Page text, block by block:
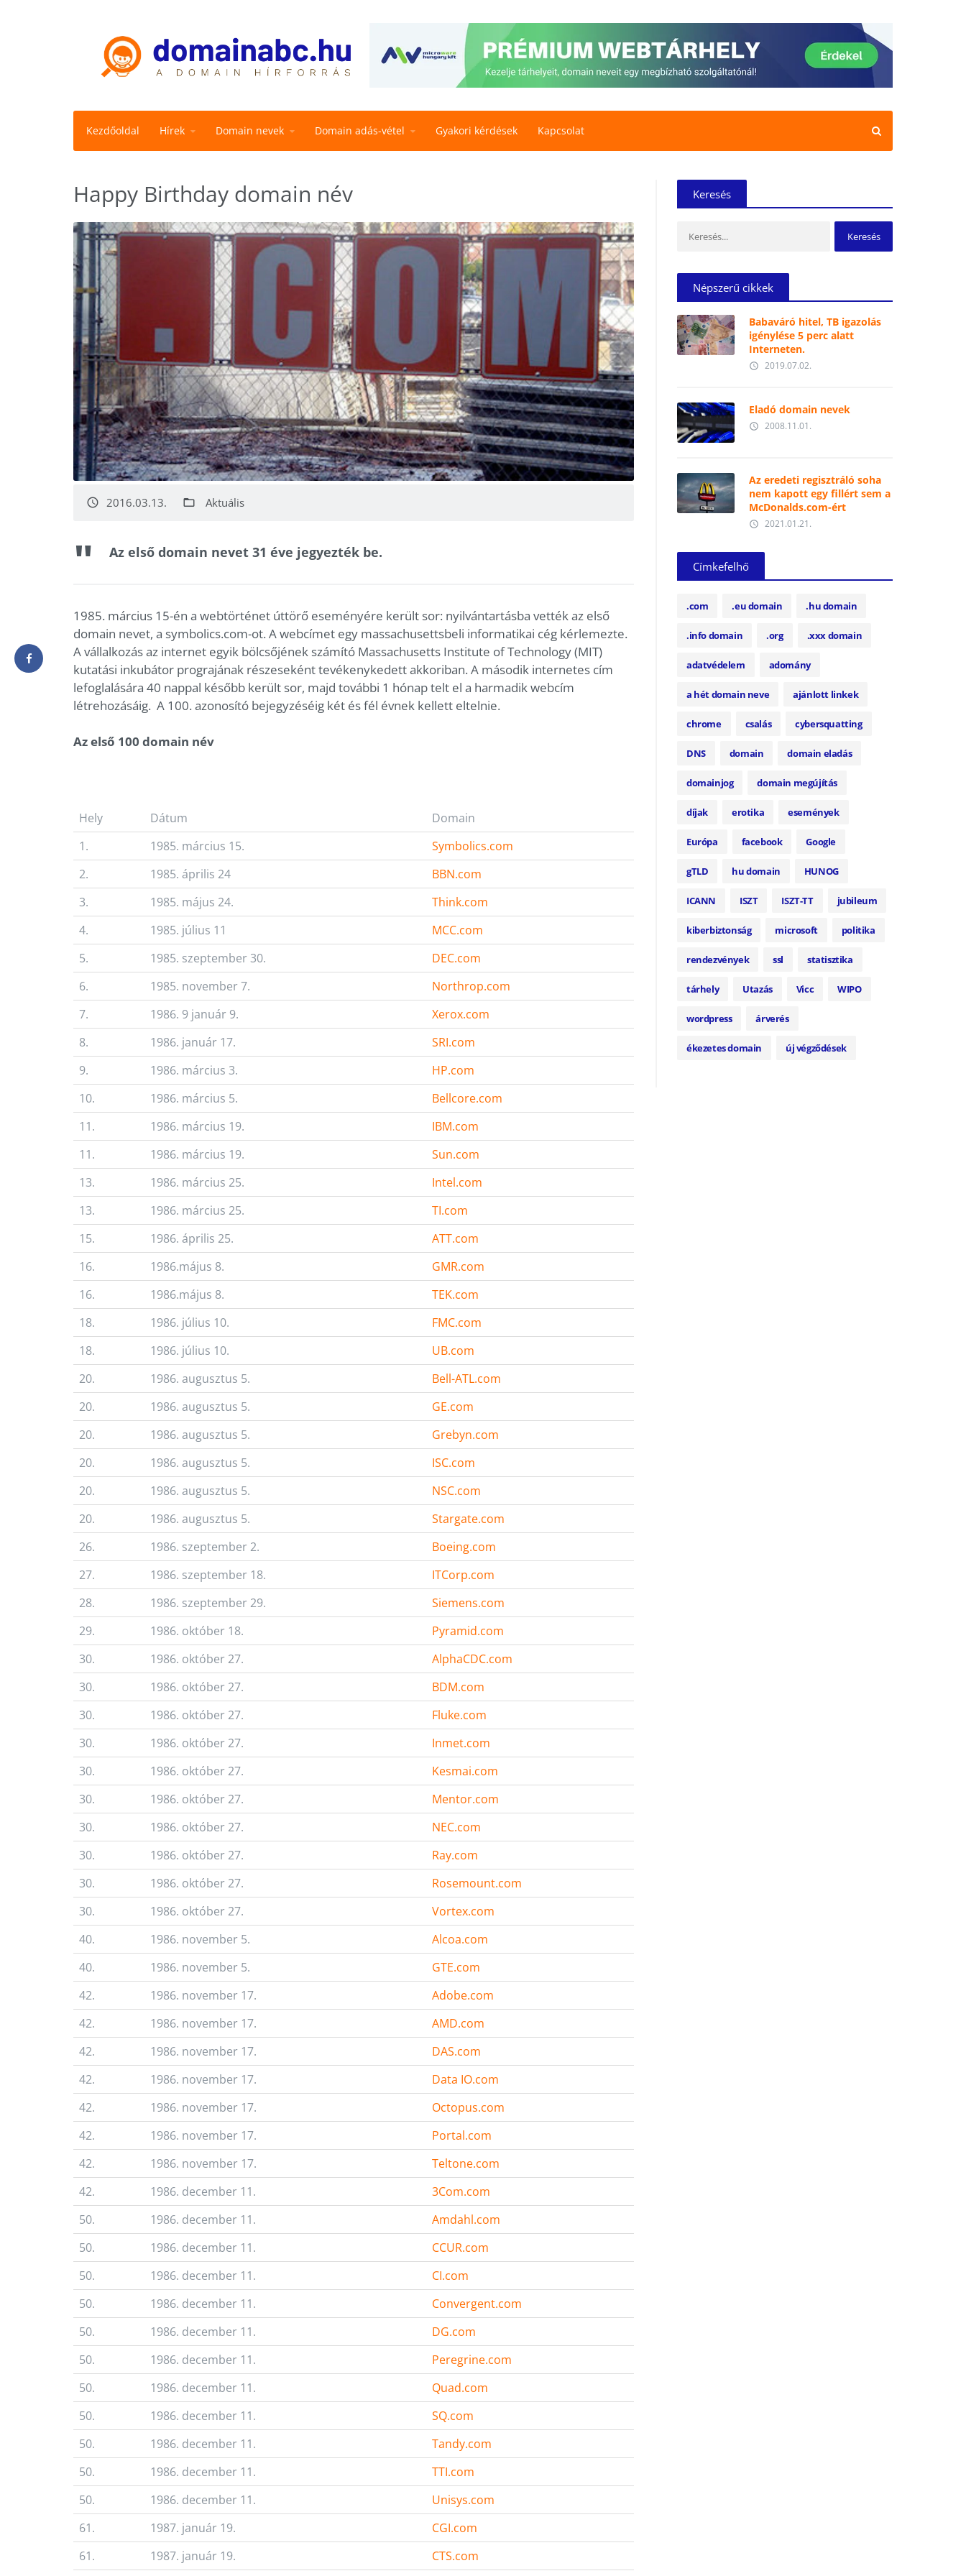
Kezdőoldal Hírek Domain nevek Domain adás-vétel Gyakori kérdések Kapcsolat
Happy Birthday domain név
access_time 2016.03.13. folder_open Aktuális
Az első domain nevet 31 éve jegyezték be.
1985. március 15-én a webtörténet úttörő eseményére került sor: nyilvántartásba vették az első
domain nevet, a symbolics.com-ot. A webcímet egy massachusettsbeli informatikai cég kérlemezte.
A vállalkozás az internet egyik bölcsőjének számító Massachusetts Institute of Technology (MIT)
kutatási inkubátor prograjának részeseként tevékenykedett akkoriban. A második internetes cím
lefoglalására 40 nappal később került sor, majd további 1 hónap telt el a harmadik webcím
létrehozásáig. A 100. azonosító bejegyzéséig két és fél évnek kellett eltelnie.
Az első 100 domain név
Hely Dátum
Domain
1.
1985. március 15.
Symbolics.com
2.
1985. április 24
BBN.com
3.
1985. május 24.
Think.com
4.
1985. július 11
MCC.com
5.
1985. szeptember 30.
DEC.com
6.
1985. november 7.
Northrop.com
7.
1986. 9 január 9.
Xerox.com
8.
1986. január 17.
SRI.com
9.
1986. március 3.
HP.com
10.
1986. március 5.
Bellcore.com
11.
1986. március 19.
IBM.com
11.
1986. március 19.
Sun.com
13.
1986. március 25.
Intel.com
13.
1986. március 25.
TI.com
15.
1986. április 25.
ATT.com
16.
1986.május 8.
GMR.com
16.
1986.május 8.
TEK.com
18.
1986. július 10.
FMC.com
18.
1986. július 10.
UB.com
20.
1986. augusztus 5.
Bell-ATL.com
20.
1986. augusztus 5.
GE.com
20.
1986. augusztus 5.
Grebyn.com
20.
1986. augusztus 5.
ISC.com
20.
1986. augusztus 5.
NSC.com
20.
1986. augusztus 5.
Stargate.com
26.
1986. szeptember 2.
Boeing.com
27.
1986. szeptember 18.
ITCorp.com
28.
1986. szeptember 29.
Siemens.com
29.
1986. október 18.
Pyramid.com
30.
1986. október 27.
AlphaCDC.com
30.
1986. október 27.
BDM.com
30.
1986. október 27.
Fluke.com
30.
1986. október 27.
Inmet.com
30.
1986. október 27.
Kesmai.com
30.
1986. október 27.
Mentor.com
30.
1986. október 27.
NEC.com
30.
1986. október 27.
Ray.com
30.
1986. október 27.
Rosemount.com
30.
1986. október 27.
Vortex.com
40.
1986. november 5.
Alcoa.com
40.
1986. november 5.
GTE.com
42.
1986. november 17.
Adobe.com
42.
1986. november 17.
AMD.com
42.
1986. november 17.
DAS.com
42.
1986. november 17.
Data IO.com
42.
1986. november 17.
Octopus.com
42.
1986. november 17.
Portal.com
42.
1986. november 17.
Teltone.com
42.
1986. december 11.
3Com.com
50.
1986. december 11.
Amdahl.com
50.
1986. december 11.
CCUR.com
50.
1986. december 11.
CI.com
50.
1986. december 11.
Convergent.com
50.
1986. december 11.
DG.com
50.
1986. december 11.
Peregrine.com
50.
1986. december 11.
Quad.com
50.
1986. december 11.
SQ.com
50.
1986. december 11.
Tandy.com
50.
1986. december 11.
TTI.com
50.
1986. december 11.
Unisys.com
61.
1987. január 19.
CGI.com
61.
1987. január 19.
CTS.com
Keresés
Népszerű cikkek
Babaváró hitel, TB igazolás
igénylése 5 perc alatt
Interneten.
access_time 2019.07.02.
Eladó domain nevek
access_time 2008.11.01.
Az eredeti regisztráló soha
nem kapott egy fillért sem a
McDonalds.com-ért
access_time 2021.01.21.
Címkefelhő
.com .eu domain .hu domain
.info domain .org .xxx domain
adatvédelem adomány
a hét domain neve ajánlott linkek
chrome csalás cybersquatting
DNS domain domain eladás
domainjog domain megújítás
díjak erotika események
Európa facebook Google
gTLD hu domain HUNOG
ICANN ISZT ISZT-TT jubileum
kiberbiztonság microsoft politika
rendezvények ssl statisztika
tárhely Utazás Vicc WIPO
wordpress árverés
ékezetes domain új végződések